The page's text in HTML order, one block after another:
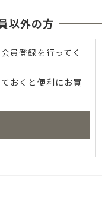
以外の方
員登録を行ってく
おくと便利にお買